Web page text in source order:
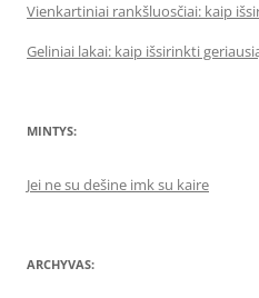
Vienkartiniai rankšluosčiai: kaip
Geliniai lakai: kaip išsirinkti
MINTYS:
Jei ne su dešine imk su kaire
ARCHYVAS: